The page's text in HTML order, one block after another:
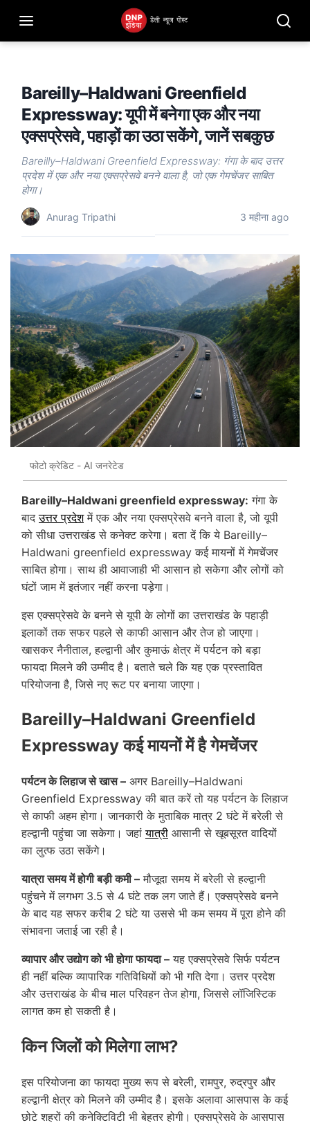
Bareilly–Haldwani Greenfield
Expressway: यूपी में बनेगा एक और नया
एक्सप्रेसवे, पहाड़ों का उठा सकेंगे, जानें सबकुछ
Bareilly–Haldwani Greenfield Expressway: गंगा के बाद उत्तर
प्रदेश में एक और नया एक्सप्रेसवे बनने वाला है, जो एक गेमचेंजर साबित
होगा।
Anurag Tripathi 3 महीना ago
फोटो क्रेडिट - AI जनरेटेड
Bareilly–Haldwani greenfield expressway: गंगा के
बादउत्तर प्रदेशमें एक और नया एक्सप्रेसवे बनने वाला है, जो यूपी
को सीधा उत्तराखंड से कनेक्ट करेगा। बता दें कि ये Bareilly–
Haldwani greenfield expressway कई मायनों में गेमचेंजर
साबित होगा। साथ ही आवाजाही भी आसान हो सकेगा और लोगों को
घंटों जाम में इतंजार नहीं करना पड़ेगा।
इस एक्सप्रेसवे के बनने से यूपी के लोगों का उत्तराखंड के पहाड़ी
इलाकों तक सफर पहले से काफी आसान और तेज हो जाएगा।
खासकर नैनीताल, हल्द्वानी और कुमाऊं क्षेत्र में पर्यटन को बड़ा
फायदा मिलने की उम्मीद है। बताते चले कि यह एक प्रस्तावित
परियोजना है, जिसे नए रूट पर बनाया जाएगा।
Bareilly–Haldwani Greenfield
Expressway कई मायनों में है गेमचेंजर
पर्यटन के लिहाज से खास – अगर Bareilly–Haldwani
Greenfield Expressway की बात करें तो यह पर्यटन के लिहाज
से काफी अहम होगा। जानकारी के मुताबिक मात्र 2 घंटे में बरेली से
हल्द्वानी पहुंचा जा सकेगा। जहांयात्री आसानी से खूबसूरत वादियों
का लुत्फ उठा सकेंगे।
यात्रा समय में होगी बड़ी कमी – मौजूदा समय में बरेली से हल्द्वानी
पहुंचने में लगभग 3.5 से 4 घंटे तक लग जाते हैं। एक्सप्रेसवे बनने
के बाद यह सफर करीब 2 घंटे या उससे भी कम समय में पूरा होने की
संभावना जताई जा रही है।
व्यापार और उद्योग को भी होगा फायदा – यह एक्सप्रेसवे सिर्फ पर्यटन
ही नहीं बल्कि व्यापारिक गतिविधियों को भी गति देगा। उत्तर प्रदेश
और उत्तराखंड के बीच माल परिवहन तेज होगा, जिससे लॉजिस्टिक
लागत कम हो सकती है।
किन जिलों को मिलेगा लाभ?
इस परियोजना का फायदा मुख्य रूप से बरेली, रामपुर, रुद्रपुर और
हल्द्वानी क्षेत्र को मिलने की उम्मीद है। इसके अलावा आसपास के कई
छोटे शहरों की कनेक्टिविटी भी बेहतर होगी। एक्सप्रेसवे के आसपास